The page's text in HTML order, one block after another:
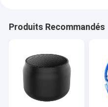
Produits Recommandés